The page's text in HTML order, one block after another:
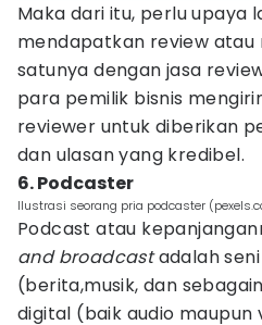
Maka dari itu, perlu upaya
mendapatkan review atau
satunya dengan jasa
para pemilik bisnis
reviewer untuk diberikan
dan ulasan yang kredibel.
6. Podcaster
Ilustrasi seorang pria podcaster
Podcast atau
and broadcastadalah
(berita,musik, dan
digital (baik audio